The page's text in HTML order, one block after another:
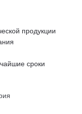
продукции
сроки